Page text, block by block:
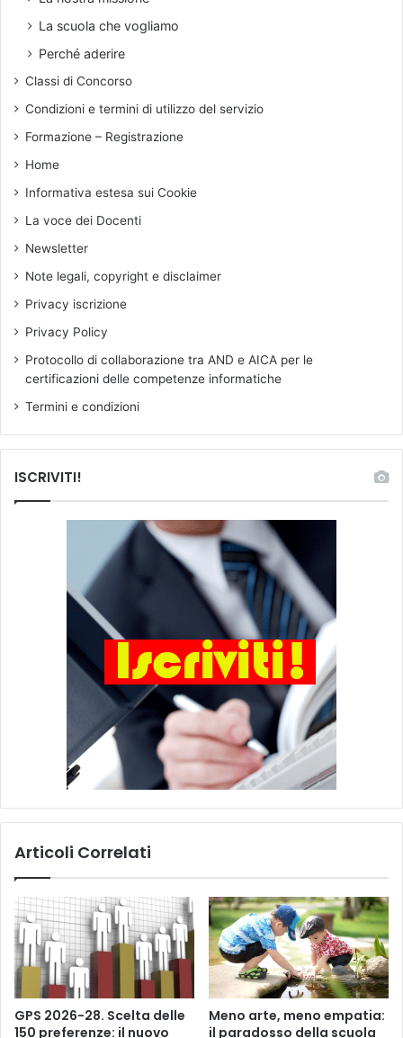
n
t
La scuola che vogliamo
Perché aderire
Classi di Concorso
Condizioni e termini di utilizzo del servizio
Formazione – Registrazione
Home
Informativa estesa sui Cookie
La voce dei Docenti
Newsletter
Note legali, copyright e disclaimer
Privacy iscrizione
Privacy Policy
Protocollo di collaborazione tra AND e AICA per le
certificazioni delle competenze informatiche
Termini e condizioni
ISCRIVITI!
Articoli Correlati
GPS 2026-28. Scelta delle
150 preferenze: il nuovo
Meno arte, meno empatia:
il paradosso della scuola